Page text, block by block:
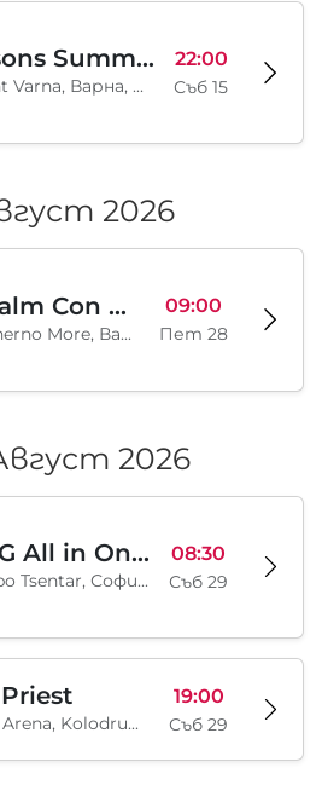
4 Seasons Summer Edition
Moonlight Varna, Варна, BG
22:00
Съб 15
2026
Art Realm Con 2026
Khotel Cherno More, Варна, BG
09:00
Пет 28
2026
DEV.BG All in One 2026
Inter Ekspo Tsentar, София, BG
08:30
Съб 29
Vidas Art Arena, Kolodrum, Borisova gradina, София, BG
19:00
Съб 29